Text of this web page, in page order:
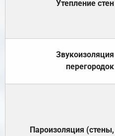
Утепление стен
Звукоизоляция
перегородок
Пароизоляция (стены,